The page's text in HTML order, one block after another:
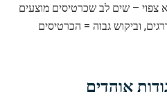
צפוי – שים לב שכרטיסים מוצעים
וביקוש גבוה = הכרטיסים